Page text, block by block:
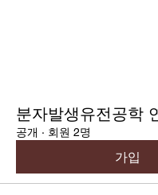
분자발생유전공학
공개 · 회원 2명
가입